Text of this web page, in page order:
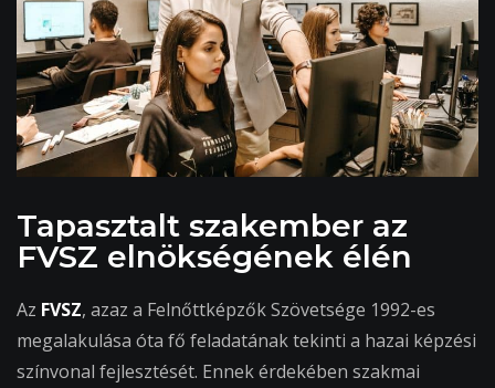
Tapasztalt szakember az
FVSZ elnökségének élén
Az FVSZ, azaz a Felnőttképzők Szövetsége 1992-es
megalakulása óta fő feladatának tekinti a hazai képzési
színvonal fejlesztését. Ennek érdekében szakmai